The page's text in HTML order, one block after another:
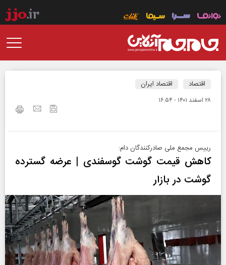
اقتصاد اقتصاد ایران
۲۸ اسفند ۱۴۰۱ - ۱۶:۵۴
رییس مجمع ملی صادرکنندگان دام:
کاهش قیمت گوشت گوسفندی | عرضه گسترده
گوشت در بازار